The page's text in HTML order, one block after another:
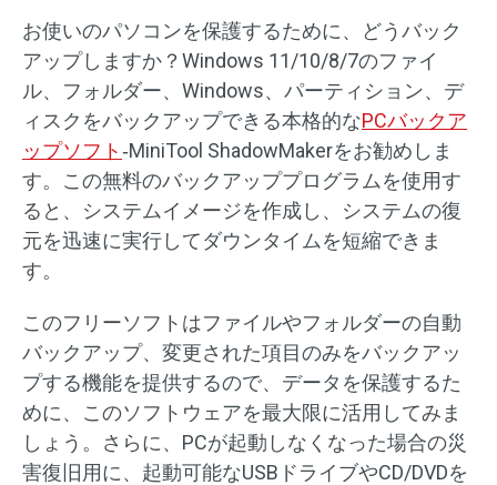
お使いのパソコンを保護するために、どうバック
アップしますか？Windows 11/10/8/7のファイ
ル、フォルダー、Windows、パーティション、デ
ィスクをバックアップできる本格的なPCバックア
ップソフト‐MiniTool ShadowMakerをお勧めしま
す。この無料のバックアッププログラムを使用す
ると、システムイメージを作成し、システムの復
元を迅速に実行してダウンタイムを短縮できま
す。
このフリーソフトはファイルやフォルダーの自動
バックアップ、変更された項目のみをバックアッ
プする機能を提供するので、データを保護するた
めに、このソフトウェアを最大限に活用してみま
しょう。さらに、PCが起動しなくなった場合の災
害復旧用に、起動可能なUSBドライブやCD/DVDを